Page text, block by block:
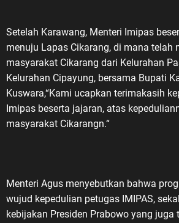
Setelah Karawang, Menteri Imipas
menuju Lapas Cikarang, di mana telah
masyarakat Cikarang dari Kelurahan
Kelurahan Cipayung, bersama Bupati
Kuswara,“Kami ucapkan terimakasih
Imipas beserta jajaran, atas
masyarakat Cikarangn.“
Menteri Agus menyebutkan bahwa
wujud kepedulian petugas IMIPAS,
kebijakan Presiden Prabowo yang juga